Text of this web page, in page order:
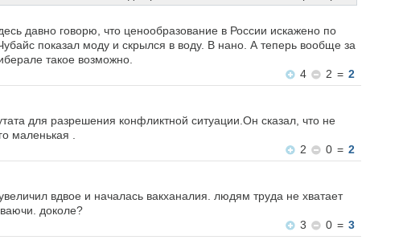
давно говорю, что ценообразование в России искажено по
показал моду и скрылся в воду. В нано. А теперь вообще за
такое возможно.
4
2 = 2
для разрешения конфликтной ситуации.Он сказал, что не
маленькая .
2
0 = 2
вдвое и началась вакханалия. людям труда не хватает
доколе?
3
0 = 3